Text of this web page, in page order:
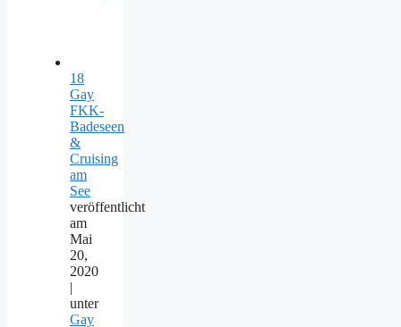
18
Gay
FKK-
Badeseen
&
Cruising
am
See
veröffentlicht
am
Mai
20,
2020
|
unter
Gay